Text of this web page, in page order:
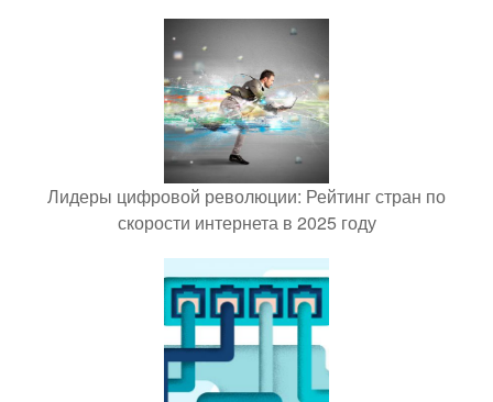
Лидеры цифровой революции: Рейтинг стран по
скорости интернета в 2025 году